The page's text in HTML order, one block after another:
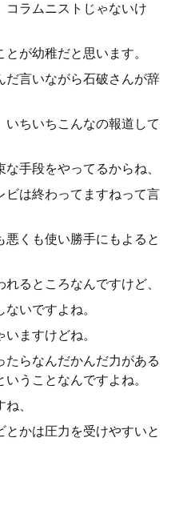
コラムニストじゃないけ
が幼稚だと思います。
だ言いながら石破さんが辞
いちいちこんなの報道して
手段をやってるからね、
ビは終わってますねって言
くも使い勝手にもよると
るところなんですけど、
いですよね。
ますけどね。
らなんだかんだ力がある
うことなんですよね。
、
かは圧力を受けやすいと